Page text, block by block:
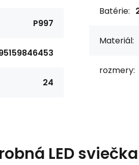
P997
24
Batérie:
Materiál:
rozmery:
LED